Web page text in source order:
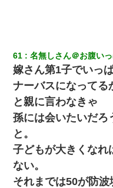
61 名無しさん＠お腹いっ
嫁さん第1子でいっ
ナーバスになってる
と親に言わなきゃ
孫には会いたいだろ
と。
子どもが大きくなれ
ない。
それまでは50が防